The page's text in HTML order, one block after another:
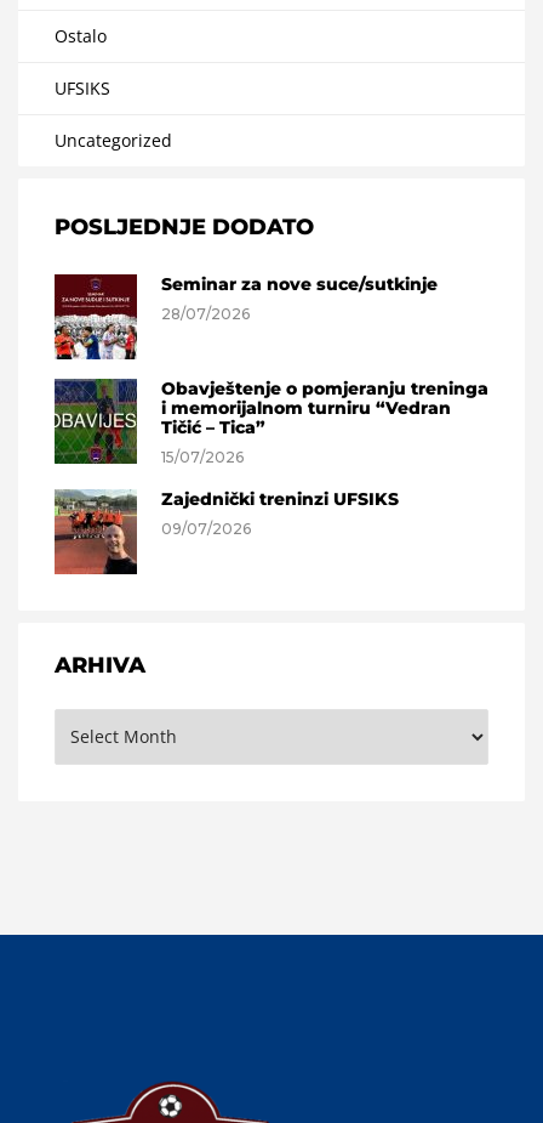
Ostalo
UFSIKS
Uncategorized
POSLJEDNJE DODATO
Seminar za nove suce/sutkinje
28/07/2026
Obavještenje o pomjeranju treninga
i memorijalnom turniru “Vedran
Tičić – Tica”
15/07/2026
Zajednički treninzi UFSIKS
09/07/2026
ARHIVA